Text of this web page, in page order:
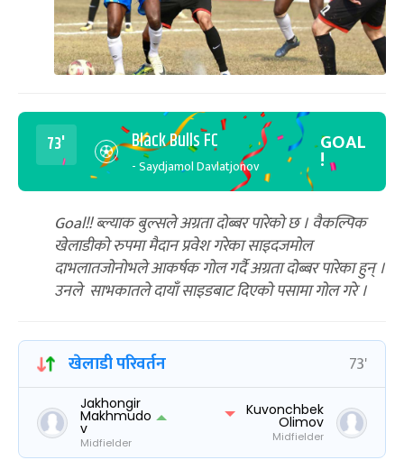
73' Black Bulls FC
- Saydjamol Davlatjonov
GOAL
!
Goal!! ब्ल्याक बुल्सले अग्रता दोब्बर पारेको छ । वैकल्पिक
खेलाडीको रुपमा मैदान प्रवेश गरेका साइदजमोल
दाभलातजोनोभले आकर्षक गोल गर्दै अग्रता दोब्बर पारेका हुन् ।
उनले साभकातले दायाँ साइडबाट दिएको पसामा गोल गरे ।
खेलाडी परिवर्तन 73'
Jakhongir
Makhmudo
v
Midfielder
Kuvonchbek
Olimov
Midfielder